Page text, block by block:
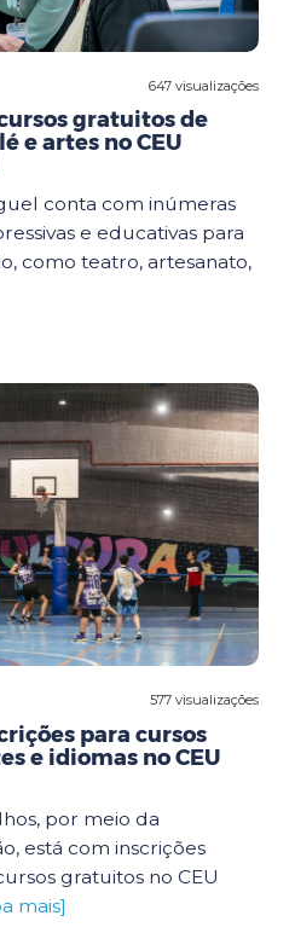
647 visualizações
gratuitos de
e artes no CEU
conta com inúmeras
e educativas para
como teatro, artesanato,
577 visualizações
para cursos
e idiomas no CEU
por meio da
está com inscrições
gratuitos no CEU
mais]